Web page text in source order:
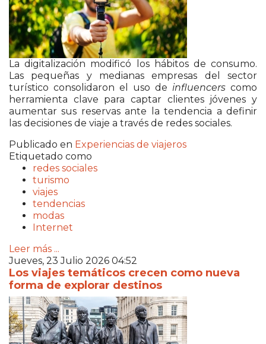
La digitalización modificó los hábitos de consumo.
Las pequeñas y medianas empresas del sector
turístico consolidaron el uso de influencers como
herramienta clave para captar clientes jóvenes y
aumentar sus reservas ante la tendencia a definir
las decisiones de viaje a través de redes sociales.
Publicado en Experiencias de viajeros
Etiquetado como
redes sociales
turismo
viajes
tendencias
modas
Internet
Leer más ...
Jueves, 23 Julio 2026 04:52
Los viajes temáticos crecen como nueva
forma de explorar destinos